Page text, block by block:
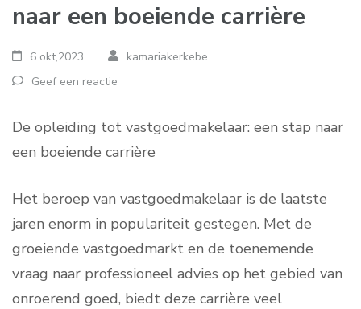
naar een boeiende carrière
6 okt,2023
kamariakerkebe
Geef een reactie
De opleiding tot vastgoedmakelaar: een stap naar
een boeiende carrière
Het beroep van vastgoedmakelaar is de laatste
jaren enorm in populariteit gestegen. Met de
groeiende vastgoedmarkt en de toenemende
vraag naar professioneel advies op het gebied van
onroerend goed, biedt deze carrière veel